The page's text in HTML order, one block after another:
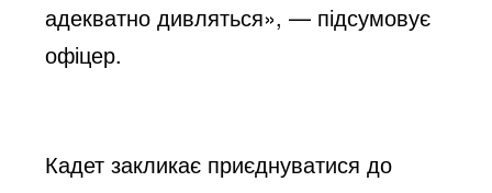
адекватно дивляться», — підсумовує
офіцер.
Кадет закликає приєднуватися до